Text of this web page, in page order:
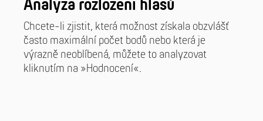
Analýza rozložení hlasů
Chcete-li zjistit, která možnost získala obzvlášť
často maximální počet bodů nebo která je
výrazně neoblíbená, můžete to analyzovat
kliknutím na »Hodnocení«.